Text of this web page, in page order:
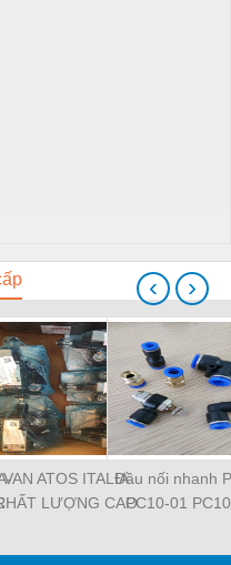
VAN ATOS ITALIA
LƯỢNG CAO
HR-013 HR-013 /
Đầu nối nhanh
PC10-01
PC12-01
‹ ›